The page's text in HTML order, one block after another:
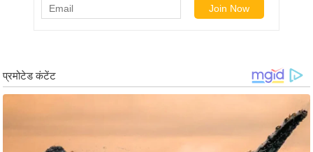
ज
ग